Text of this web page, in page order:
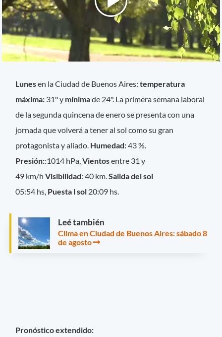
Lunesen la Ciudad de Buenos Aires:temperatura
máxima: 31° y mínimade 24°. La primera semana laboral
de la segunda quincena de enero se presenta con una
jornada que volverá a tener al sol como su gran
protagonista y aliado. Humedad:43 %.
Presión::1014 hPa,Vientosentre 31 y
49 km/hVisibilidad: 40 km.Salida del sol
05:54 hs, Puesta l sol 20:09 hs.
Leé también
Clima en Ciudad de Buenos Aires: sábado 8
de agosto
Pronóstico extendido: